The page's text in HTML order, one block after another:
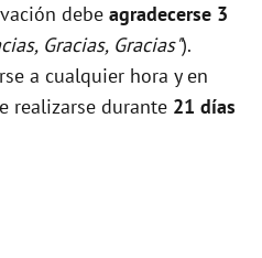
debe agradecerse 3
Gracias, Gracias").
a cualquier hora y en
realizarse durante 21 días